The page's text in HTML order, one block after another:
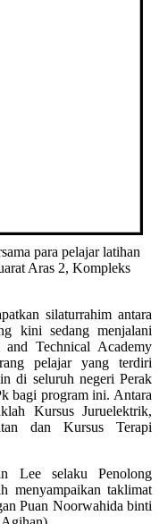
para pelajar latihan
Aras 2, Kompleks
silaturrahim antara
kini sedang menjalani
Technical Academy
pelajar yang terdiri
di seluruh negeri Perak
bagi program ini. Antara
Kursus Juruelektrik,
dan Kursus Terapi
Lee selaku Penolong
menyampaikan taklimat
Puan Noorwahida binti